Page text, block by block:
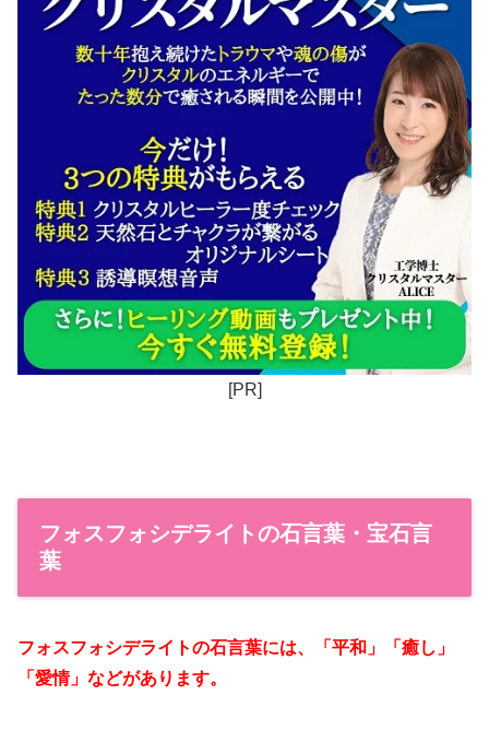
[PR]
フォスフォシデライトの石言葉・宝石言
葉
フォスフォシデライトの石言葉には、「平和」「癒し」
「愛情」などがあります。